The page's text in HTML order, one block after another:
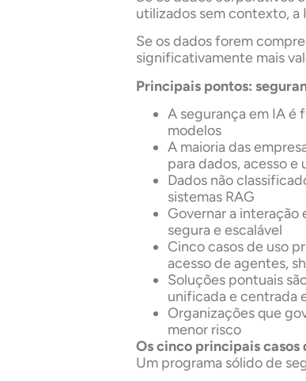
utilizados sem contexto, a
Se os dados forem
significativamente mais
Principais pontos:
A segurança em IA é
modelos
A maioria das
para dados, acesso e
Dados não
sistemas RAG
Governar a interação
segura e escalável
Cinco casos de uso
acesso de agentes,
Soluções pontuais
unificada e centrada
Organizações que
menor risco
Os cinco principais casos
Um programa sólido de